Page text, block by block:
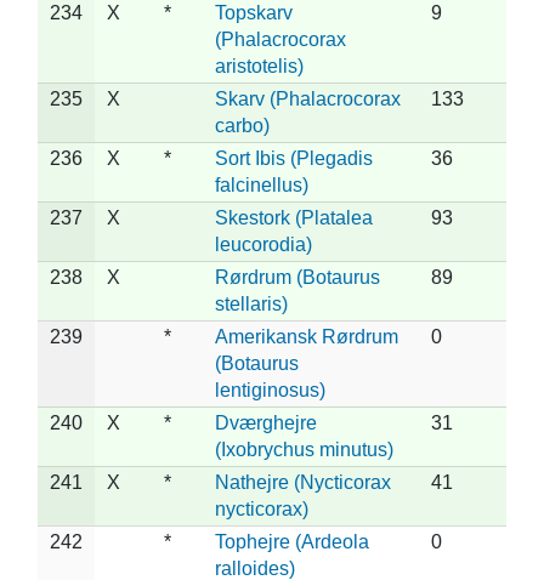
234 X *
Topskarv
(Phalacrocorax
aristotelis)
9
235 X
Skarv (Phalacrocorax
carbo)
133
236 X *
Sort Ibis (Plegadis
falcinellus)
36
237 X
Skestork (Platalea
leucorodia)
93
238 X
Rørdrum (Botaurus
stellaris)
89
239 *
Amerikansk Rørdrum
(Botaurus
lentiginosus)
0
240 X *
Dværghejre
(Ixobrychus minutus)
31
241 X *
Nathejre (Nycticorax
nycticorax)
41
242 *
Tophejre (Ardeola
ralloides)
0